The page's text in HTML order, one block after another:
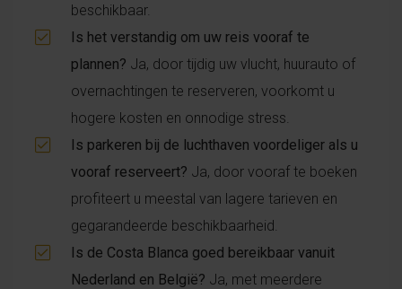
beschikbaar.
Is het verstandig om uw reis vooraf te
plannen? Ja, door tijdig uw vlucht, huurauto of
overnachtingen te reserveren, voorkomt u
hogere kosten en onnodige stress.
Is parkeren bij de luchthaven voordeliger als u
vooraf reserveert? Ja, door vooraf te boeken
profiteert u meestal van lagere tarieven en
gegarandeerde beschikbaarheid.
Is de Costa Blanca goed bereikbaar vanuit
Nederland en België? Ja, met meerdere